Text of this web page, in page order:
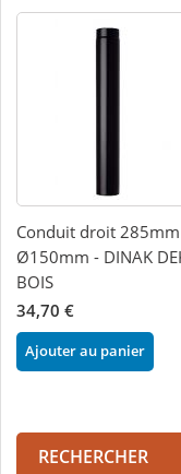
Conduit droit 285mm
Ø150mm - DINAK
BOIS
34,70 €
Ajouter au panier
RECHERCHER